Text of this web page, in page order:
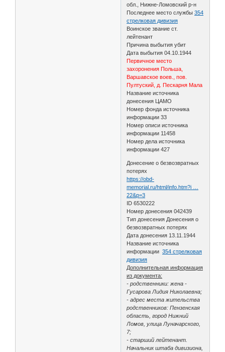
обл., Нижне-Ломовский р-н
Последнее место службы354
стрелковая дивизия
Воинское звание ст.
лейтенант
Причина выбытия убит
Дата выбытия 04.10.1944
Первичное место
захоронения Польша,
Варшавское воев., пов.
Пултуский, д. Пескарня Мала
Название источника
донесения ЦАМО
Номер фонда источника
информации 33
Номер описи источника
информации 11458
Номер дела источника
информации 427
Донесение о безвозвратных
потерях
https://obd-
memorial.ru/html/info.htm?i …
22&p=3
ID 6530222
Номер донесения 042439
Тип донесения Донесения о
безвозвратных потерях
Дата донесения 13.11.1944
Название источника
информации354 стрелковая
дивизия
Дополнительная информация
из документа:
- родственники: жена -
Гусарова Лидия Николаевна;
- адрес места жительства
родственников: Пензенская
область, город Нижний
Ломов, улица Луначарского,
7;
- старший лейтенант.
Начальник штаба дивизиона,